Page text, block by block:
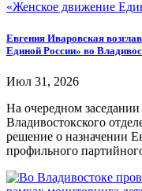
Евгения Иваровская
Единой России» во
Июл 31, 2026
На очередном
Владивостокского
решение о назначении
профильного